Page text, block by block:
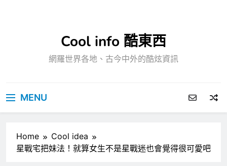
Cool info 酷東西
網羅世界各地、古今中外的酷炫資訊
MENU
Home
Cool idea
星戰宅把妹法！就算女生不是星戰迷也會覺得很可愛吧